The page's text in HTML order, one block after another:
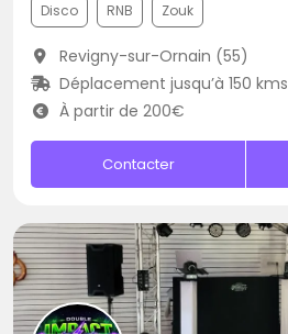
Disco RNB Zouk
Revigny-sur-Ornain (55)
Déplacement jusqu’à 150 kms
À partir de 200€
Contacter